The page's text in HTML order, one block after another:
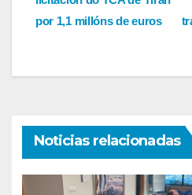
de
por 1,1 millóns de euros
Noticias relacionadas